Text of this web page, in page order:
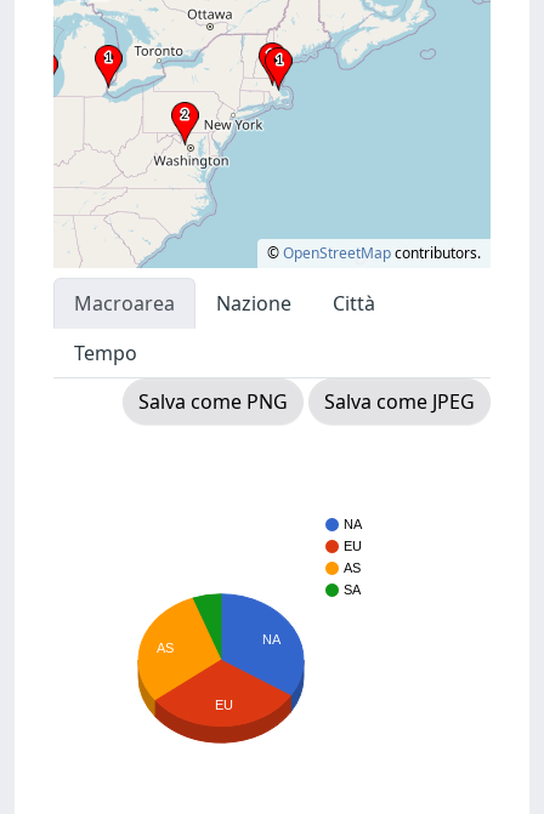
©OpenStreetMapcontributors.
Macroarea Nazione
Città
Tempo
Salva come PNG
Salva come JPEG
NA
EU
AS
SA
NA
AS
EU